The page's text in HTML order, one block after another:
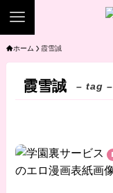
ホーム 霞雪誠
霞雪誠 – tag –